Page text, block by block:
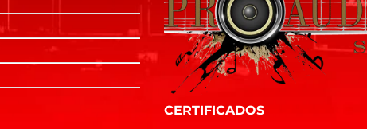
CERTIFICADOS